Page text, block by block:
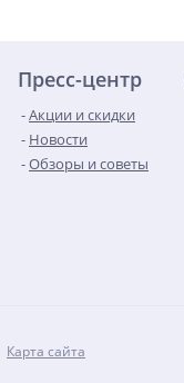
Пресс-центр
Акции и скидки
Новости
Обзоры и советы
Карта сайта